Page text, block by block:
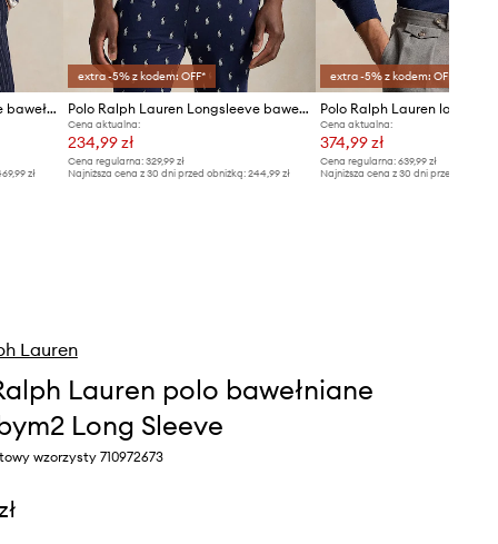
Polo Ralph Lauren longsleeve bawełniany
zł
extra -5% z kodem: OFF*
Polo Ralph Lauren Longsleeve bawełniany 714844760001
Cena aktualna:
234,99 zł
Cena regularna:329,99 zł
Najniższa cena z 30 dni przed obniżką:244,99 zł
extra -5% z kodem: OFF*
Cena aktualna:
374,99 zł
Cena regularna: 639,99 zł
Najniższa cena z 30 dni przed obniżką:
Lauren
Lauren polo bawełniane
Long Sleeve
wzorzysty 710972673